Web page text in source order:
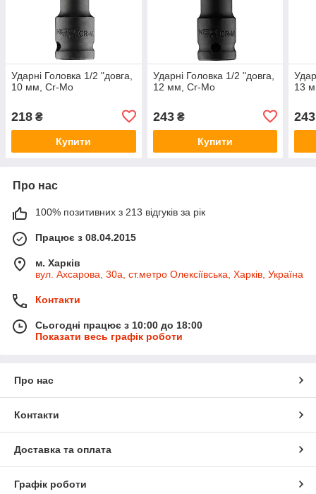
Ударні Головка 1/2 "довга,
10 мм, Cr-Mo
218 ₴
Купити
Ударні Головка 1/2 "довга,
12 мм, Cr-Mo
243₴
Купити
13
243
Про нас
100% позитивних з 213 відгуків за рік
Працює з 08.04.2015
м. Харків
вул. Ахсарова, 30а, ст.метро Олексіївська, Харків, Україна
Контакти
Сьогодні працює з 10:00 до 18:00
Показати весь графік роботи
Про нас
Контакти
Доставка та оплата
Графік роботи